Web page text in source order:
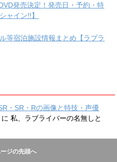
発売決定！発売日・予約・特
ャイン!!】
等宿泊施設情報まとめ【ラブラ
・SR・Rの画像と特技・声優
に私、ラブライバーの名無しと
ーの名無しといいます！
ジの先頭へ